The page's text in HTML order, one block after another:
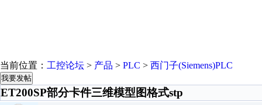
当前位置： 工控论坛 > 产品 > PLC > 西门子(Siemens)PLC
我要发帖
ET200SP部分卡件三维模型图格式stp